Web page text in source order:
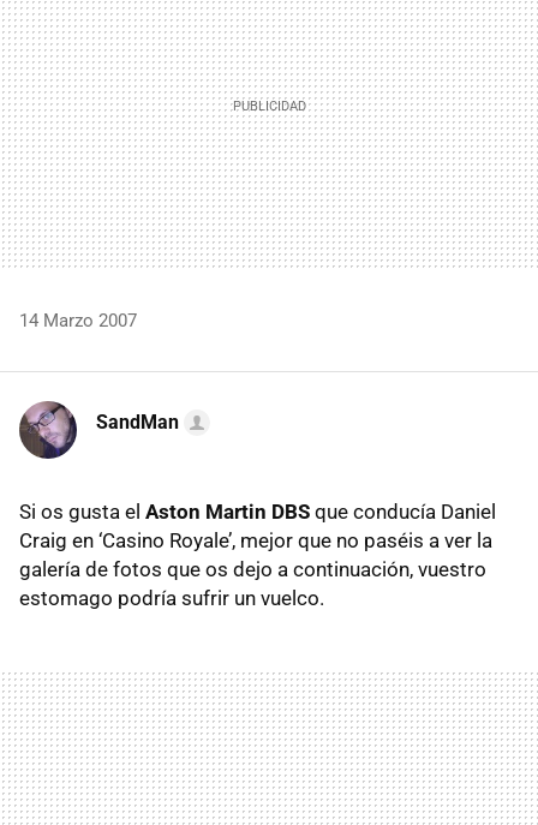
14 Marzo 2007
SandMan
Si os gusta el Aston Martin DBS que conducía Daniel
Craig en ‘Casino Royale’, mejor que no paséis a ver la
galería de fotos que os dejo a continuación, vuestro
estomago podría sufrir un vuelco.